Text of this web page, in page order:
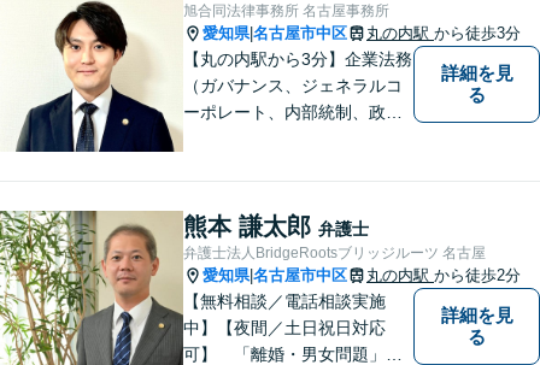
旭合同法律事務所 名古屋事務所
愛知県|名古屋市中区 丸の内駅 から徒歩3分
【丸の内駅から3分】企業法務
（ガバナンス、ジェネラルコ
ーポレート、内部統制、政策
ど。個人・法人問わず、初め
ての方でもまずはご相談下さ
い。【ビデオ面談・メール相
談対応】
詳細を見
る
熊本 謙太郎 弁護士
弁護士法人BridgeRootsブリッジルーツ 名古屋
愛知県|名古屋市中区 丸の内駅 から徒歩2分
【無料相談／電話相談実施
中】【夜間／土日祝日対応
可】 「離婚・男女問題」
詳細を見
る